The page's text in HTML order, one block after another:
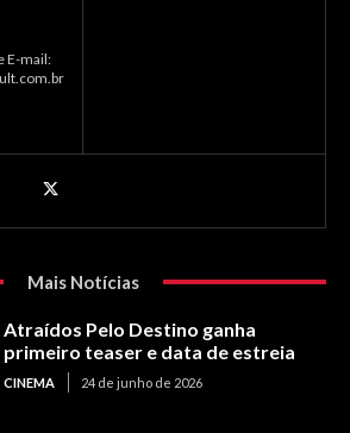
E-mail:
Mais Notícias
Atraídos Pelo Destino ganha
primeiro teaser e data de estreia
CINEMA 24 de junho de 2026